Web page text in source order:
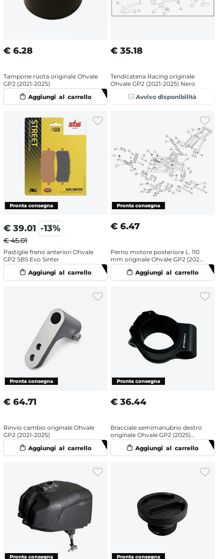
€ 6.28
Tampone ruota originale Ohvale
GP2 (2021-2025)
€ 35.18
Tendicatena Racing originale
Ohvale GP2 (2021-2025) Nero
Avviso disponibilità
€ 39.01 -13%
€ 45.01
Pastiglie freno anteriori Ohvale
GP2 SBS Evo Sinter
€ 6.47
Perno motore posteriore L. 110
mm originale Ohvale GP2 (2021-
2025)
€ 64.71
Rinvio cambio originale Ohvale
GP2 (2021-2025)
€ 36.44
Bracciale semimanubrio destro
originale Ohvale GP2 (2025)
Nero